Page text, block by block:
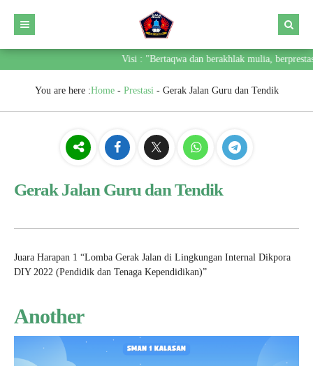
Visi : "Bertaqwa dan berakhlak mulia,
You are here :Home- Prestasi- Gerak Jalan Guru dan Tendik
Gerak Jalan Guru dan Tendik
Juara Harapan 1 “Lomba Gerak Jalan di Lingkungan Internal Dikpora
DIY 2022 (Pendidik dan Tenaga Kependidikan)”
Another